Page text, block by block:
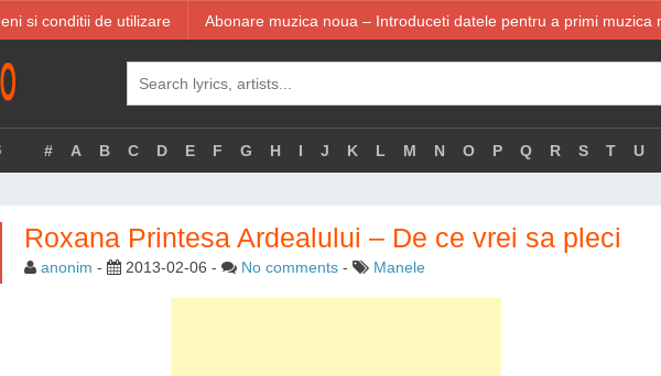
si conditii de utilizare Abonare muzica noua – Introduceti datele pentru a primi muzica
# A B C D E F G H I J K L M N O P Q R S T U
Roxana Printesa Ardealului – De ce vrei sa pleci
anonim - 2013-02-06 - No comments - Manele